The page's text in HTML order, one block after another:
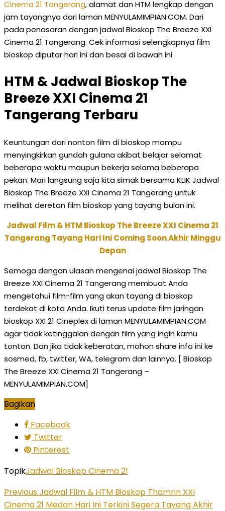
Cinema 21 Tangerang, alamat dan HTM lengkap dengan
jam tayangnya dari laman MENYULAMIMPIAN.COM. Dari
pada penasaran dengan jadwal Bioskop The Breeze XXI
Cinema 21 Tangerang. Cek informasi selengkapnya film
bioskop diputar hari ini dan besai di bawah ini .
HTM & Jadwal Bioskop The
Breeze XXI Cinema 21
Tangerang Terbaru
Keuntungan dari nonton film di bioskop mampu
menyingkirkan gundah gulana akibat belajar selamat
beberapa waktu maupun bekerja selama beberapa
pekan. Mari langsung saja kita simak bersama KLIK Jadwal
Bioskop The Breeze XXI Cinema 21 Tangerang untuk
melihat deretan film bioskop yang tayang bulan ini.
Jadwal Film & HTM Bioskop The Breeze XXI Cinema 21
Tangerang Tayang Hari Ini Coming Soon Akhir Minggu
Depan
Semoga dengan ulasan mengenai jadwal Bioskop The
Breeze XXI Cinema 21 Tangerang membuat Anda
mengetahui film-film yang akan tayang di bioskop
terdekat di kota Anda. Ikuti terus update film jaringan
bioskop XXI 21 Cineplex di laman MENYULAMIMPIAN.COM
agar tidak ketinggalan dengan film yang ingin kamu
tonton. Dan jika tidak keberatan, mohon share info ini ke
sosmed, fb, twitter, WA, telegram dan lainnya. [ Bioskop
The Breeze XXI Cinema 21 Tangerang –
MENYULAMIMPIAN.COM]
Bagikan
Facebook
Twitter
Pinterest
TopikJadwal Bioskop Cinema 21
PreviousJadwal Film & HTM Bioskop Thamrin XXI
Cinema 21 Medan Hari Ini Terkini Segera Tayang Akhir